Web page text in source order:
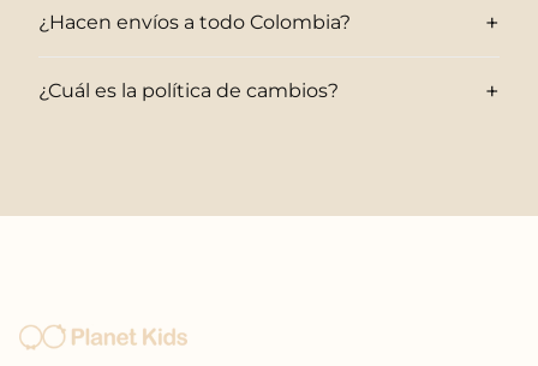
¿Hacen envíos a todo Colombia? +
¿Cuál es la política de cambios? +